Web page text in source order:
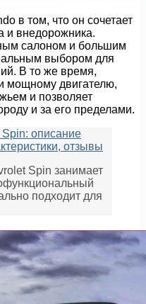
в том, что он сочетает
и внедорожника.
салоном и большим
выбором для
В то же время,
мощному двигателю,
и позволяет
и за его пределами.
описание
отзывы
Spin занимает
подходит для